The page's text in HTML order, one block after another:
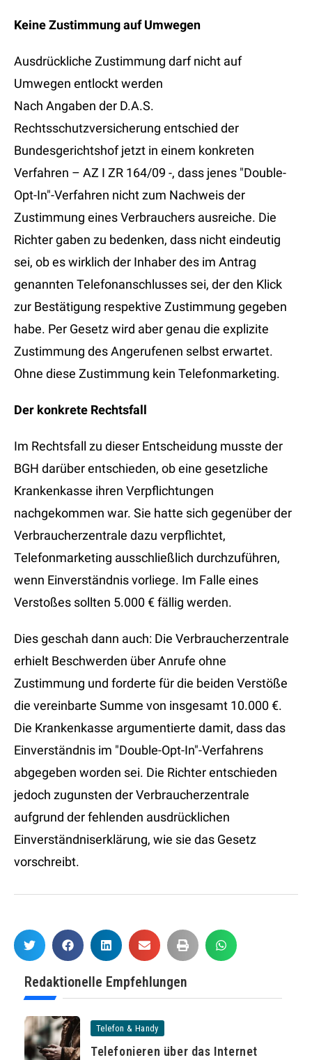
Keine Zustimmung auf Umwegen
Ausdrückliche Zustimmung darf nicht auf
Umwegen entlockt werden
Nach Angaben der D.A.S.
Rechtsschutzversicherung entschied der
Bundesgerichtshof jetzt in einem konkreten
Verfahren – AZ I ZR 164/09 -, dass jenes "Double-
Opt-In"-Verfahren nicht zum Nachweis der
Zustimmung eines Verbrauchers ausreiche. Die
Richter gaben zu bedenken, dass nicht eindeutig
sei, ob es wirklich der Inhaber des im Antrag
genannten Telefonanschlusses sei, der den Klick
zur Bestätigung respektive Zustimmung gegeben
habe. Per Gesetz wird aber genau die explizite
Zustimmung des Angerufenen selbst erwartet.
Ohne diese Zustimmung kein Telefonmarketing.
Der konkrete Rechtsfall
Im Rechtsfall zu dieser Entscheidung musste der
BGH darüber entschieden, ob eine gesetzliche
Krankenkasse ihren Verpflichtungen
nachgekommen war. Sie hatte sich gegenüber der
Verbraucherzentrale dazu verpflichtet,
Telefonmarketing ausschließlich durchzuführen,
wenn Einverständnis vorliege. Im Falle eines
Verstoßes sollten 5.000 € fällig werden.
Dies geschah dann auch: Die Verbraucherzentrale
erhielt Beschwerden über Anrufe ohne
Zustimmung und forderte für die beiden Verstöße
die vereinbarte Summe von insgesamt 10.000 €.
Die Krankenkasse argumentierte damit, dass das
Einverständnis im "Double-Opt-In"-Verfahrens
abgegeben worden sei. Die Richter entschieden
jedoch zugunsten der Verbraucherzentrale
aufgrund der fehlenden ausdrücklichen
Einverständniserklärung, wie sie das Gesetz
vorschreibt.
Redaktionelle Empfehlungen
Telefon & Handy
Telefonieren über das Internet